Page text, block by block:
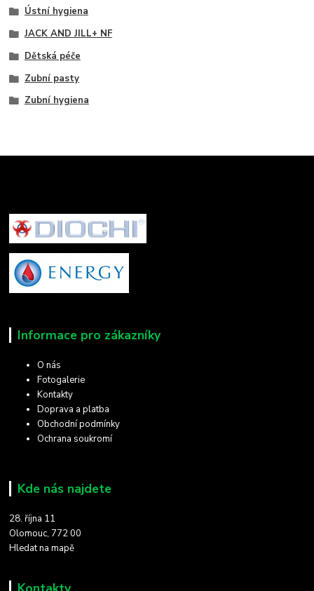
Ústní hygiena
JACK AND JILL+ NF
Dětská péče
Zubní pasty
Zubní hygiena
Informace pro zákazníky
O nás
Fotogalerie
Kontakty
Doprava a platba
Obchodní podmínky
Ochrana soukromí
Kde nás najdete
28. října 11
Olomouc, 772 00
Hledat na mapě